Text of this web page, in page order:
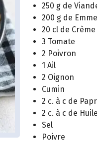
250 g de
200 g de
20 cl de
3 Tomate
2 Poivron
1 Ail
2 Oignon
Cumin
2 c. à c de
2 c. à c de
Sel
Poivre